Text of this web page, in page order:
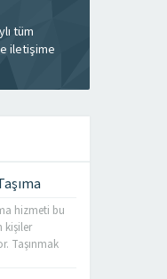
tüm
iletişime
hizmeti bu
kişiler
Taşınmak